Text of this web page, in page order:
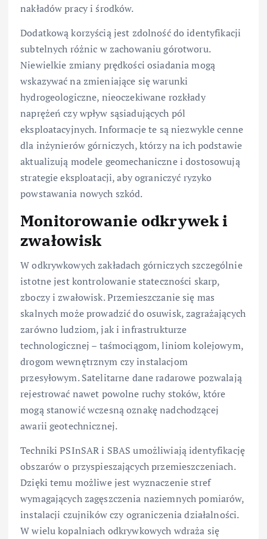
nakładów pracy i środków.
Dodatkową korzyścią jest zdolność do identyfikacji
subtelnych różnic w zachowaniu górotworu.
Niewielkie zmiany prędkości osiadania mogą
wskazywać na zmieniające się warunki
hydrogeologiczne, nieoczekiwane rozkłady
naprężeń czy wpływ sąsiadujących pól
eksploatacyjnych. Informacje te są niezwykle cenne
dla inżynierów górniczych, którzy na ich podstawie
aktualizują modele geomechaniczne i dostosowują
strategie eksploatacji, aby ograniczyć ryzyko
powstawania nowych szkód.
Monitorowanie odkrywek i
zwałowisk
W odkrywkowych zakładach górniczych szczególnie
istotne jest kontrolowanie stateczności skarp,
zboczy i zwałowisk. Przemieszczanie się mas
skalnych może prowadzić do osuwisk, zagrażających
zarówno ludziom, jak i infrastrukturze
technologicznej – taśmociągom, liniom kolejowym,
drogom wewnętrznym czy instalacjom
przesyłowym. Satelitarne dane radarowe pozwalają
rejestrować nawet powolne ruchy stoków, które
mogą stanowić wczesną oznakę nadchodzącej
awarii geotechnicznej.
Techniki PSInSAR i SBAS umożliwiają identyfikację
obszarów o przyspieszających przemieszczeniach.
Dzięki temu możliwe jest wyznaczenie stref
wymagających zagęszczenia naziemnych pomiarów,
instalacji czujników czy ograniczenia działalności.
W wielu kopalniach odkrywkowych wdraża się